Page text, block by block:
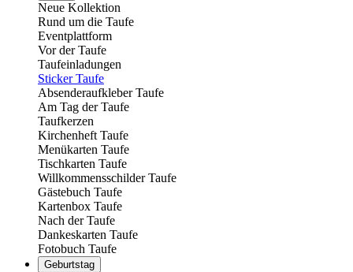
Neue Kollektion
Rund um die Taufe
Eventplattform
Vor der Taufe
Taufeinladungen
Sticker Taufe
Absenderaufkleber Taufe
Am Tag der Taufe
Taufkerzen
Kirchenheft Taufe
Menükarten Taufe
Tischkarten Taufe
Willkommensschilder Taufe
Gästebuch Taufe
Kartenbox Taufe
Nach der Taufe
Dankeskarten Taufe
Fotobuch Taufe
Geburtstag